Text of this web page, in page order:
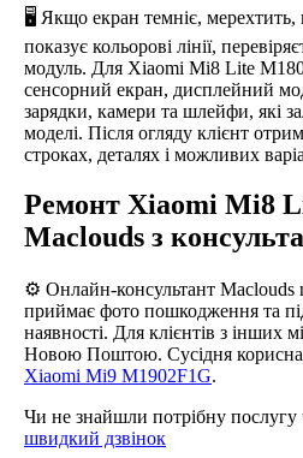
🖥️ Якщо екран темніє, мерехтить,
показує кольорові лінії,
модуль. Для Xiaomi Mi8 Lite
сенсорний екран, дисплейний
зарядки, камери та шлейфи, які
моделі. Після огляду клієнт
строках, деталях і можливих
Ремонт Xiaomi Mi8
Maclouds з
⚙️ Онлайн-консультант Maclouds
приймає фото пошкодження та
наявності. Для клієнтів з інших
Новою Поштою. Сусідня корисна
Xiaomi Mi9 M1902F1G.
Чи не знайшли потрібну послугу
швидкий дзвінок